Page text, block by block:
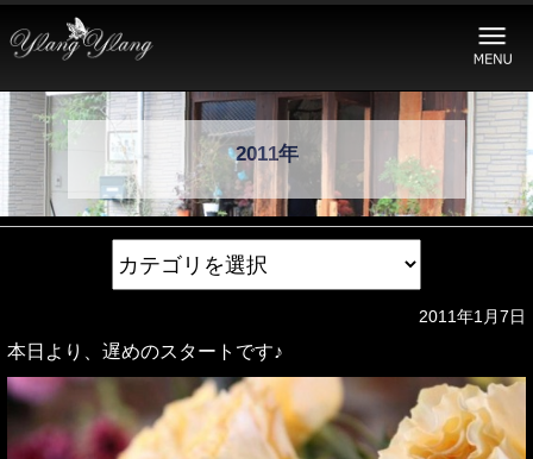
2011年
2011年1月7日
本日より、遅めのスタートです♪